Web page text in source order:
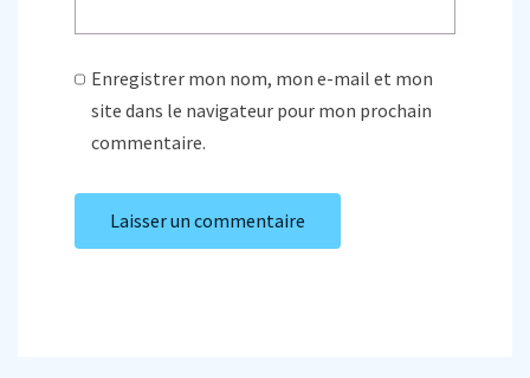
Enregistrer mon nom, mon e-mail et mon
site dans le navigateur pour mon prochain
commentaire.